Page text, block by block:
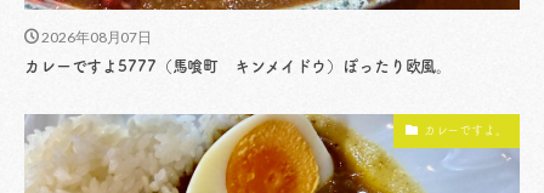
2026年08月07日
カレーですよ5777（馬喰町 キンメイドウ）ぽったり欧風。
カレーですよ。